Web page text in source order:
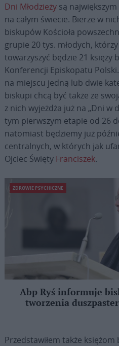
Dni Młodzieżysą
na całym świecie. Bierze w
biskupów Kościoła
grupie 20 tys. młodych,
towarzyszyć będzie 21 księży
Konferencji Episkopatu Polski.
na miejscu jedną lub dwie
biskupi chcą być także ze
z nich wyjeżdża już na „Dni w
tym pierwszym etapie od 26
natomiast będziemy już
centralnych, w których jak
Ojciec Święty Franciszek.
ZDROWIE PSYCHICZNE
Abp Ryś informuje
tworzenia
Przedstawiłem także